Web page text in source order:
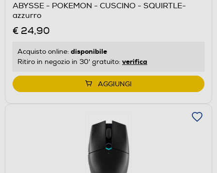
ABYSSE - POKEMON - CUSCINO - SQUIRTLE-
azzurro
€ 24,90
Acquisto online: disponibile
Ritiro in negozio in 30' gratuito: verifica
AGGIUNGI